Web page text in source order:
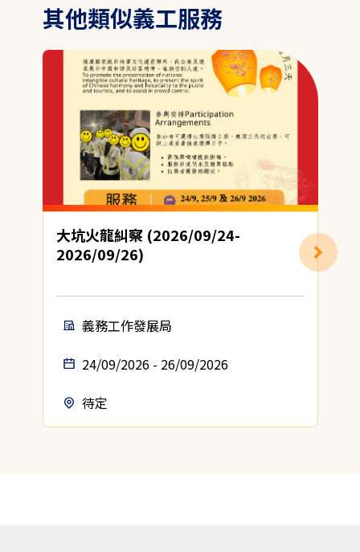
其他類似義工服務
大坑火龍糾察 (2026/09/24-
2026/09/26)
義務工作發展局
24/09/2026 - 26/09/2026
待定